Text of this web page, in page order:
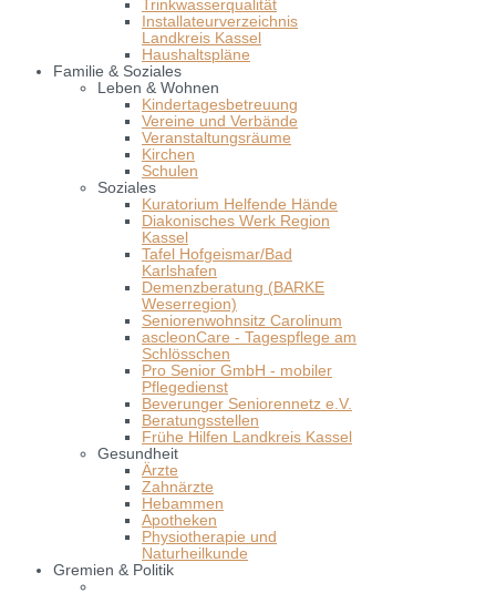
Trinkwasserqualität
Installateurverzeichnis
Landkreis Kassel
Haushaltspläne
Familie & Soziales
Leben & Wohnen
Kindertagesbetreuung
Vereine und Verbände
Veranstaltungsräume
Kirchen
Schulen
Soziales
Kuratorium Helfende Hände
Diakonisches Werk Region
Kassel
Tafel Hofgeismar/Bad
Karlshafen
Demenzberatung (BARKE
Weserregion)
Seniorenwohnsitz Carolinum
ascleonCare - Tagespflege am
Schlösschen
Pro Senior GmbH - mobiler
Pflegedienst
Beverunger Seniorennetz e.V.
Beratungsstellen
Frühe Hilfen Landkreis Kassel
Gesundheit
Ärzte
Zahnärzte
Hebammen
Apotheken
Physiotherapie und
Naturheilkunde
Gremien & Politik